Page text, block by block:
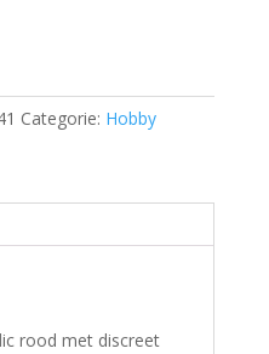
Categorie: Hobby
rood met discreet